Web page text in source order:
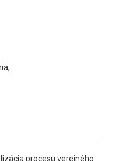
procesu verejného